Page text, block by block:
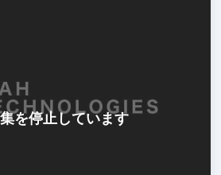
を停止しています